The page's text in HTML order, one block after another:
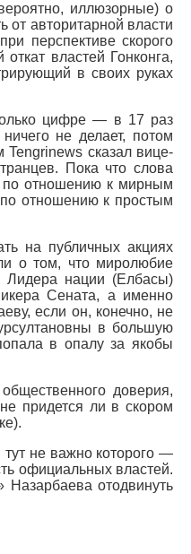
иллюзорные) о
от авторитарной власти
перспективе скорого
властей Гонконга,
в своих руках
цифре — в 17 раз
не делает, потом
Tengrinews сказал вице-
Пока что слова
по отношению к мирным
отношению к простым
на публичных акциях
о том, что миролюбие
Лидера нации (Елбасы)
Сената, а именно
если он, конечно, не
в большую
в опалу за якобы
доверия,
придется ли в скором
тут не важно которого —
официальных властей.
Назарбаева отодвинуть